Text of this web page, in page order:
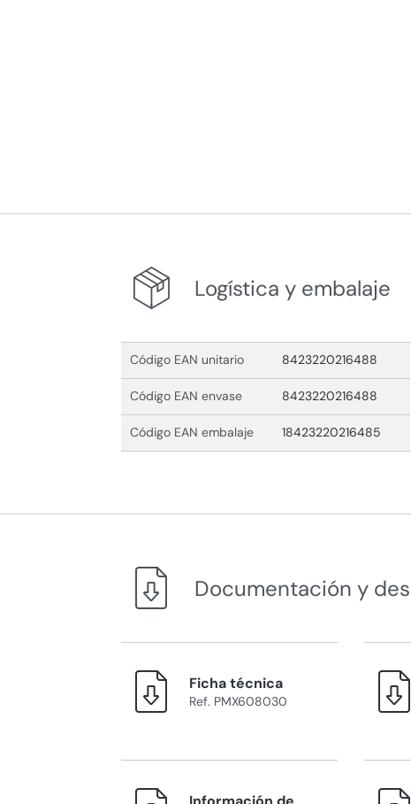
Logística y embalaje
Código EAN unitario 8423220216488
Código EAN envase 8423220216488
Código EAN embalaje 18423220216485
Documentación y
Ficha técnica
Ref. PMX608030